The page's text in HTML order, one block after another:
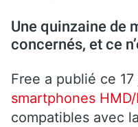
Une quinzaine de
concernés, et ce
Free a publié ce
smartphones
compatibles avec